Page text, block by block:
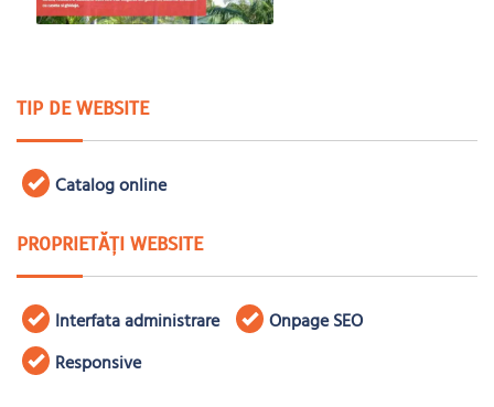
TIP DE WEBSITE
Catalog online
PROPRIETĂȚI WEBSITE
Interfata administrare
Onpage SEO
Responsive